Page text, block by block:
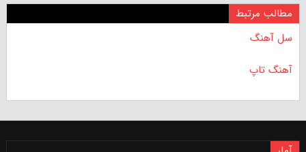
مطالب مرتبط
سل آهنگ
آهنگ تاپ